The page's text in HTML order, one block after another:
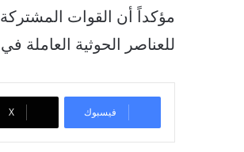
مؤكداً أن القوات
للعناصر الحوثية العاملة
فيسبوك ‫X